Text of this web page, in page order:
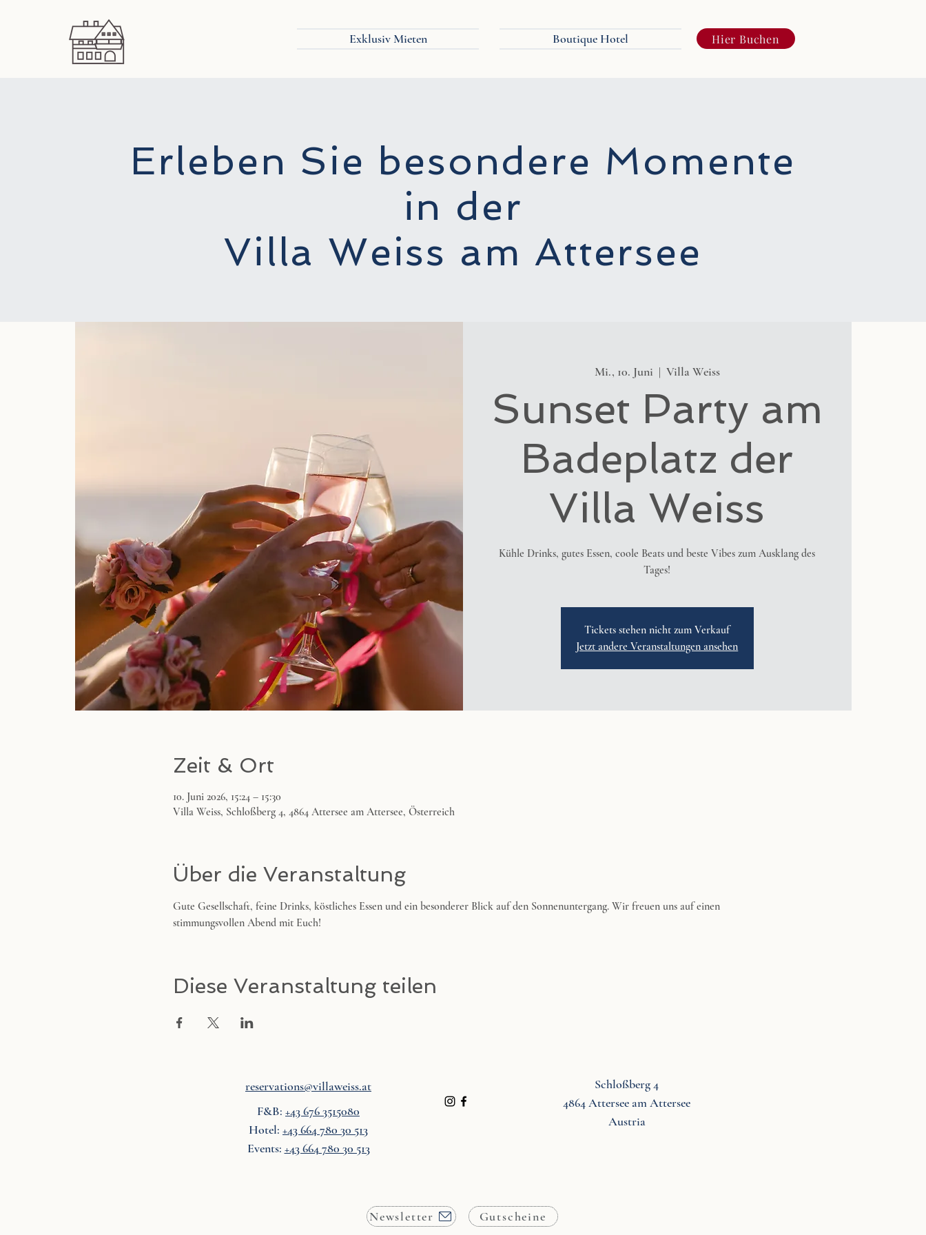
Exklusiv Mieten Boutique Hotel Hier Buchen
Erleben Sie besondere Momente
in der
Villa Weiss am Attersee
Mi., 10. Juni
  |
Villa Weiss
Sunset Party am
Badeplatz der
Villa Weiss
Kühle Drinks, gutes Essen, coole Beats und beste Vibes zum Ausklang des
Tages!
Tickets stehen nicht zum Verkauf
Jetzt andere Veranstaltungen ansehen
Zeit & Ort
10. Juni 2026, 15:24 – 15:30
Villa Weiss, Schloßberg 4, 4864 Attersee am Attersee, Österreich
Über die Veranstaltung
Gute Gesellschaft, feine Drinks, köstliches Essen und ein besonderer Blick auf den Sonnenuntergang. Wir freuen uns auf einen
stimmungsvollen Abend mit Euch!
Diese Veranstaltung teilen
reservations@villaweiss.at
F&B: +43 676 3515080
Hotel: +43 664 780 30 513
Events: +43 664 780 30 513
Schloßberg 4
4864 Attersee am Attersee
Austria
Newsletter Gutscheine